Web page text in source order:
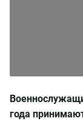
года